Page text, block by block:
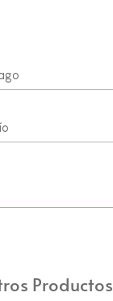
Productos